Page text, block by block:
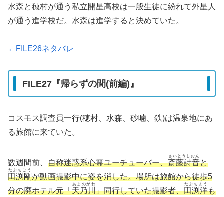
水森と穂村が通う私立開星高校は一般生徒に紛れて外星人
が通う進学校だ。水森は進学すると決めていた。
←FILE26ネタバレ
FILE27『帰らずの間(前編)』
コスモス調査員一行(穂村、水森、砂噛、鉄)は温泉地にあ
る旅館に来ていた。
数週間前、 自称迷惑系心霊ユーチューバー、斎藤詩音
さいとうしおん
と
田渕剛
たぶちごう
が動画撮影中に姿を消した。場所は旅館から徒歩5
分の廃ホテル元「天乃川
あまのがわ
」同行していた撮影者、田渕洋
たぶちよう
も